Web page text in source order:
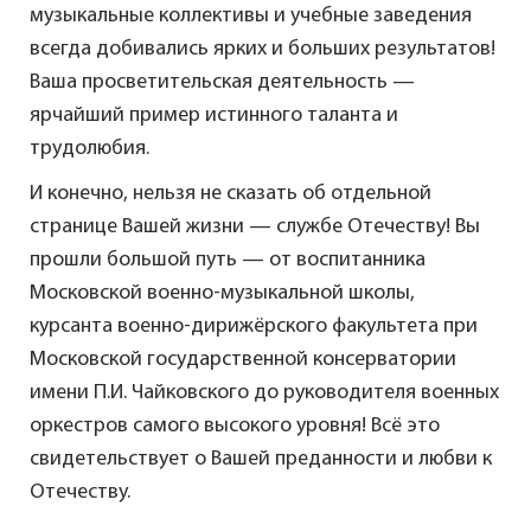
музыкальные коллективы и учебные заведения
всегда добивались ярких и больших результатов!
Ваша просветительская деятельность —
ярчайший пример истинного таланта и
трудолюбия.
И конечно, нельзя не сказать об отдельной
странице Вашей жизни — службе Отечеству! Вы
прошли большой путь — от воспитанника
Московской военно-музыкальной школы,
курсанта военно-дирижёрского факультета при
Московской государственной консерватории
имени П.И. Чайковского до руководителя военных
оркестров самого высокого уровня! Всё это
свидетельствует о Вашей преданности и любви к
Отечеству.